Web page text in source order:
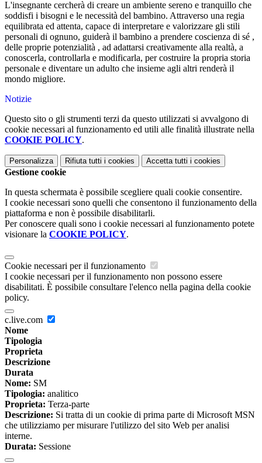
L'insegnante cercherà di creare un ambiente sereno e tranquillo che
soddisfi i bisogni e le necessità del bambino. Attraverso una regia
equilibrata ed attenta, capace di interpretare e valorizzare gli stili
personali di ognuno, guiderà il bambino a prendere coscienza di sé ,
delle proprie potenzialità , ad adattarsi creativamente alla realtà, a
conoscerla, controllarla e modificarla, per costruire la propria storia
personale e diventare un adulto che insieme agli altri renderà il
mondo migliore.
Notizie
Questo sito o gli strumenti terzi da questo utilizzati si avvalgono di
cookie necessari al funzionamento ed utili alle finalità illustrate nella
COOKIE POLICY.
Personalizza Rifiuta tutti i cookies Accetta tutti i cookies
Gestione cookie
In questa schermata è possibile scegliere quali cookie consentire.
I cookie necessari sono quelli che consentono il funzionamento della
piattaforma e non è possibile disabilitarli.
Per conoscere quali sono i cookie necessari al funzionamento potete
visionare la COOKIE POLICY.
Cookie necessari per il funzionamento
I cookie necessari per il funzionamento non possono essere
disabilitati. È possibile consultare l'elenco nella pagina della cookie
policy.
c.live.com
Nome
Tipologia
Proprieta
Descrizione
Durata
Nome: SM
Tipologia: analitico
Proprieta: Terza-parte
Descrizione: Si tratta di un cookie di prima parte di Microsoft MSN
che utilizziamo per misurare l'utilizzo del sito Web per analisi
interne.
Durata: Sessione